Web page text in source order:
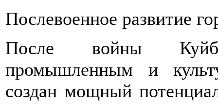
Послевоенное развитие
После войны
промышленным и
создан мощный